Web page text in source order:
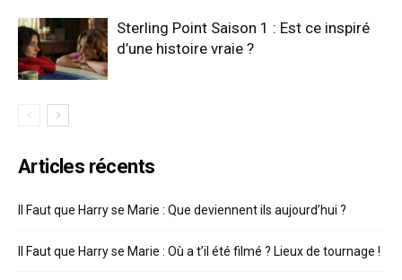
Sterling Point Saison 1 : Est ce inspiré
d’une histoire vraie ?
Articles récents
Il Faut que Harry se Marie : Que deviennent ils aujourd’hui ?
Il Faut que Harry se Marie : Où a t’il été filmé ? Lieux de tournage !